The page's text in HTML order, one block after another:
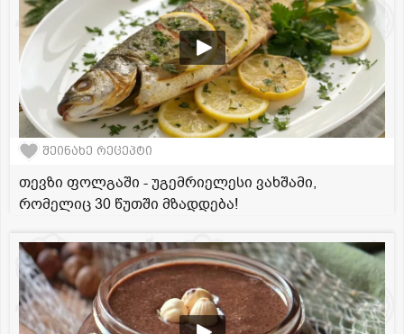
შეინახე რეცეპტი
თევზი ფოლგაში - უგემრიელესი ვახშამი,
რომელიც 30 წუთში მზადდება!